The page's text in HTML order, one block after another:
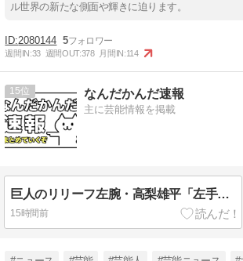
ル世界の新たな側面や輝きに迫ります。
2080144 5
週間IN:33 週間OUT:378 月間IN:114
15 なんだかんだ速報
主に芸能情報を掲載
巨人のリリーフ左腕・高梨雄平「左手薬指に指輪」でお泊まり不倫愛
15時間前